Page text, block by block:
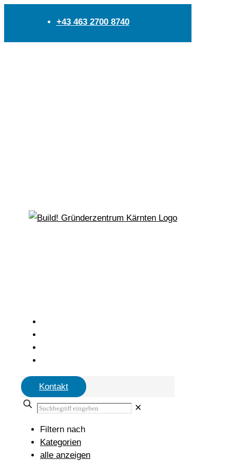
+43 463 2700 8740
Kontakt
✕
Filtern nach
Kategorien
alle anzeigen